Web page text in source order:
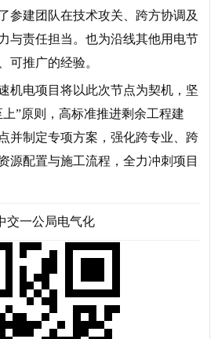
参建团队在技术攻关、跨方协调及
与责任担当。也为沿线其他用电节
可推广的经验。
机电项目将以此次节点为契机，坚
”原则，高标准推进剩余工程建
并制定专项方案，强化跨专业、跨
源配置与施工流程，全力冲刺项目
交一公局电气化